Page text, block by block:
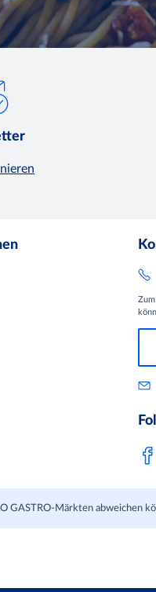
GASTRO-Märkten abweichen